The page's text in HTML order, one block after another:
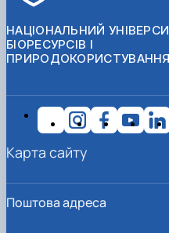
НАЦІОНАЛЬНИЙ
БІОРЕСУРСІВ І
ПРИРОДОКОРИСТУВАННЯ
Поштова адреса
Карта сайту